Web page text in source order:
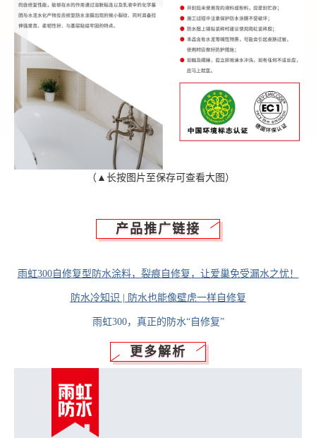
（▲长按图片至保存可查看大图）
产品推广链接
雨虹300自修复型防水涂料，裂痕自修复，让爱巢免受漏水之忧！
防水冷知识 | 防水也能像壁虎一样自修复
雨虹300，真正的防水“自修复”
更多解析